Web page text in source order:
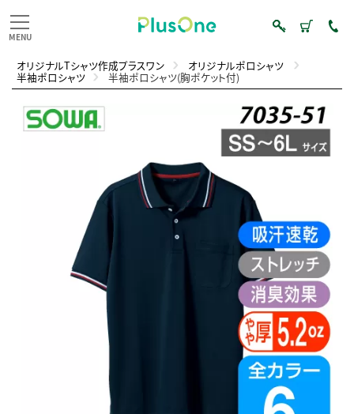
オリジナルTシャツ作成プラスワン オリジナルポロシャツ
半袖ポロシャツ 半袖ポロシャツ(胸ポケット付)